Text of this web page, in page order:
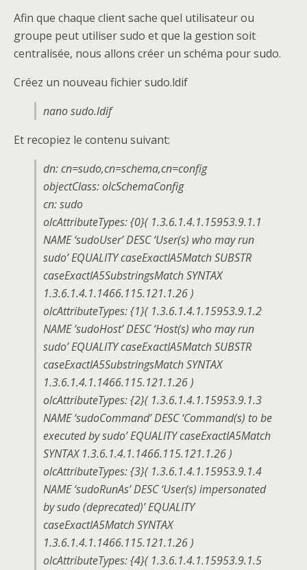
Afin que chaque client sache quel utilisateur ou
groupe peut utiliser sudo et que la gestion soit
centralisée, nous allons créer un schéma pour sudo.
Créez un nouveau fichier sudo.ldif
nano sudo.ldif
Et recopiez le contenu suivant:
dn: cn=sudo,cn=schema,cn=config
objectClass: olcSchemaConfig
cn: sudo
olcAttributeTypes: {0}( 1.3.6.1.4.1.15953.9.1.1
NAME ‘sudoUser’ DESC ‘User(s) who may run
sudo’ EQUALITY caseExactIA5Match SUBSTR
caseExactIA5SubstringsMatch SYNTAX
1.3.6.1.4.1.1466.115.121.1.26 )
olcAttributeTypes: {1}( 1.3.6.1.4.1.15953.9.1.2
NAME ‘sudoHost’ DESC ‘Host(s) who may run
sudo’ EQUALITY caseExactIA5Match SUBSTR
caseExactIA5SubstringsMatch SYNTAX
1.3.6.1.4.1.1466.115.121.1.26 )
olcAttributeTypes: {2}( 1.3.6.1.4.1.15953.9.1.3
NAME ‘sudoCommand’ DESC ‘Command(s) to be
executed by sudo’ EQUALITY caseExactIA5Match
SYNTAX 1.3.6.1.4.1.1466.115.121.1.26 )
olcAttributeTypes: {3}( 1.3.6.1.4.1.15953.9.1.4
NAME ‘sudoRunAs’ DESC ‘User(s) impersonated
by sudo (deprecated)’ EQUALITY
caseExactIA5Match SYNTAX
1.3.6.1.4.1.1466.115.121.1.26 )
olcAttributeTypes: {4}( 1.3.6.1.4.1.15953.9.1.5